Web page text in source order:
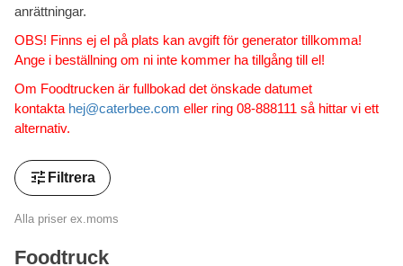
anrättningar.
OBS! Finns ej el på plats kan avgift för generator tillkomma!
Ange i beställning om ni inte kommer ha tillgång till el!
Om Foodtrucken är fullbokad det önskade datumet
kontakta hej@caterbee.com eller ring 08-888111 så hittar vi ett
alternativ.
tune Filtrera
Alla priser ex.moms
Foodtruck